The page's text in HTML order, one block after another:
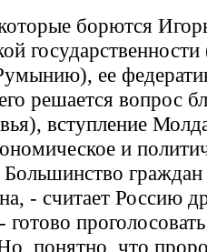
борются
государственности
ее
решается вопрос
вступление
и
- считает Россию
понятно, что